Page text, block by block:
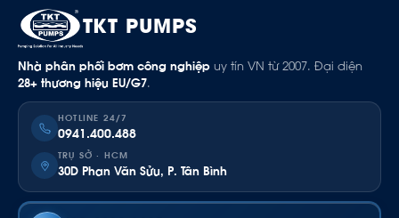
TKT PUMPS
Nhà phân phối bơm công nghiệp uy tín VN từ 2007. Đại diện
28+ thương hiệu EU/G7.
HOTLINE 24/7
0941.400.488
TRỤ SỞ · HCM
30D Phan Văn Sửu, P. Tân Bình